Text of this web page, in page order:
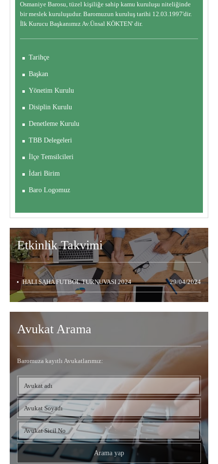
Osmaniye Barosu, tüzel kişiliğe sahip kamu kuruluşu niteliğinde
bir meslek kuruluşudur. Baromuzun kuruluş tarihi 12.03.1997'dir.
İlk Kurucu Başkanımız Av.Ünsal KÖKTEN' dir.
Tarihçe
Başkan
Yönetim Kurulu
Disiplin Kurulu
Denetleme Kurulu
TBB Delegeleri
İlçe Temsilcileri
İdari Birim
Baro Logomuz
EtkinlikTakvimi
29/04/2024
HALI SAHA FUTBOL TURNUVASI 2024
Avukat Arama
Baromuza kayıtlı Avukatlarımız: